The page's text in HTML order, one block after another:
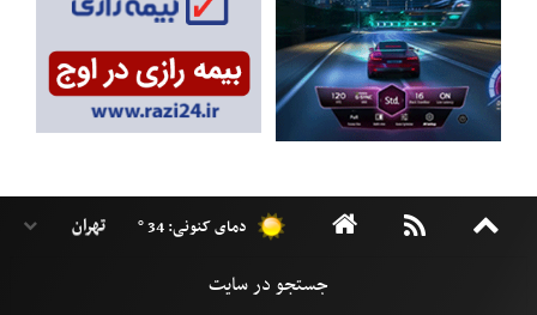
دمای کنونی: 34 °